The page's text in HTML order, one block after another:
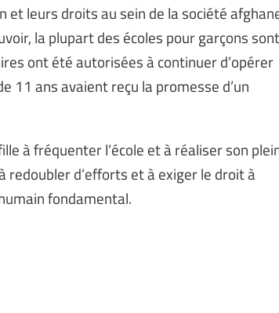
leurs droits au sein de la société
la plupart des écoles pour garçons sont
ont été autorisées à continuer d’opérer
11 ans avaient reçu la promesse d’un
à fréquenter l’école et à réaliser son
d’efforts et à exiger le droit à
fondamental.